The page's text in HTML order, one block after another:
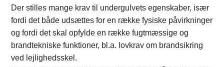
Der stilles mange krav til undergulvets egenskaber, især
fordi det både udsættes for en række fysiske påvirkninger
og fordi det skal opfylde en række fugtmæssige og
brandtekniske funktioner, bl.a. lovkrav om brandsikring
ved lejlighedsskel.